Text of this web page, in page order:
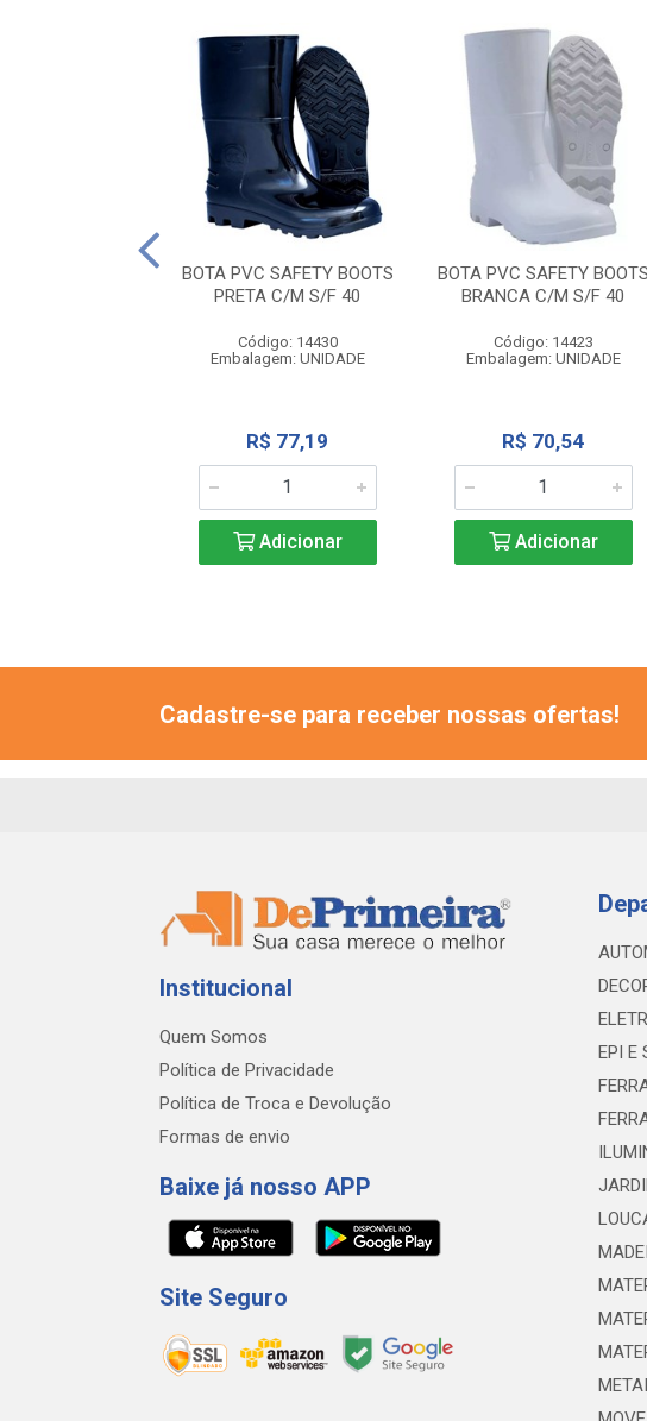
BOTA PVC SAFETY BOOTS
PRETA C/M S/F 40
Código: 14430
Embalagem: UNIDADE
R$ 77,19
Adicionar
BOTA PVC SAFETY BOOTS
BRANCA C/M S/F 40
Código: 14423
Embalagem: UNIDADE
R$ 70,54
Adicionar
Cadastre-se para receber nossas ofertas!
Institucional
Quem Somos
Política de Privacidade
Política de Troca e Devolução
Formas de envio
Baixe já nosso APP
Site Seguro
EPI E